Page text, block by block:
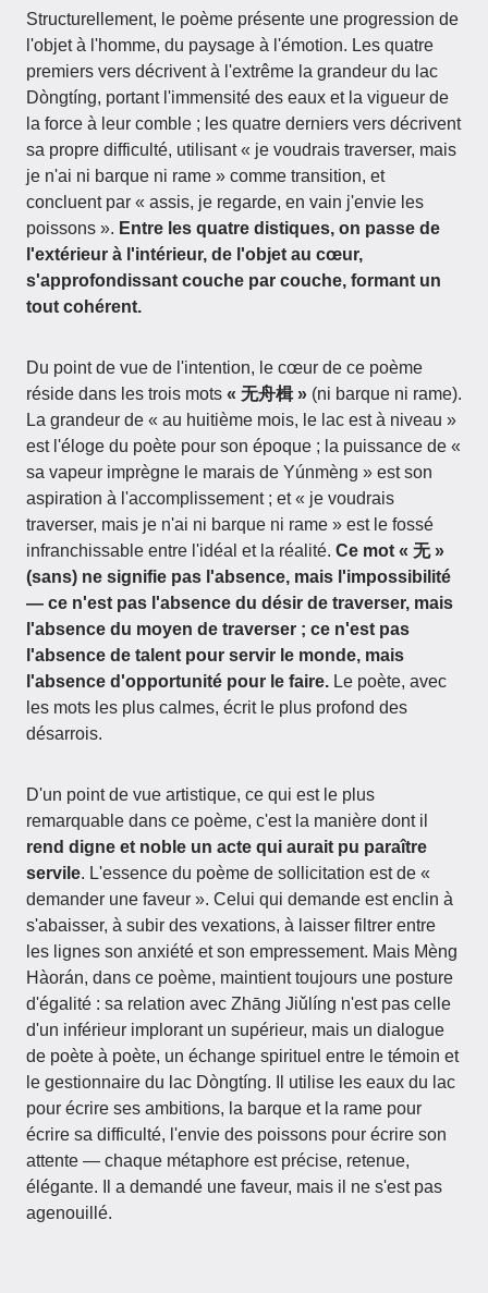
Structurellement, le poème présente une progression de
l'objet à l'homme, du paysage à l'émotion. Les quatre
premiers vers décrivent à l'extrême la grandeur du lac
Dòngtíng, portant l'immensité des eaux et la vigueur de
la force à leur comble ; les quatre derniers vers décrivent
sa propre difficulté, utilisant « je voudrais traverser, mais
je n'ai ni barque ni rame » comme transition, et
concluent par « assis, je regarde, en vain j'envie les
poissons ». Entre les quatre distiques, on passe de
l'extérieur à l'intérieur, de l'objet au cœur,
s'approfondissant couche par couche, formant un
tout cohérent.
Du point de vue de l'intention, le cœur de ce poème
réside dans les trois mots « 无舟楫 » (ni barque ni rame).
La grandeur de « au huitième mois, le lac est à niveau »
est l'éloge du poète pour son époque ; la puissance de «
sa vapeur imprègne le marais de Yúnmèng » est son
aspiration à l'accomplissement ; et « je voudrais
traverser, mais je n'ai ni barque ni rame » est le fossé
infranchissable entre l'idéal et la réalité. Ce mot « 无 »
(sans) ne signifie pas l'absence, mais l'impossibilité
— ce n'est pas l'absence du désir de traverser, mais
l'absence du moyen de traverser ; ce n'est pas
l'absence de talent pour servir le monde, mais
l'absence d'opportunité pour le faire. Le poète, avec
les mots les plus calmes, écrit le plus profond des
désarrois.
D'un point de vue artistique, ce qui est le plus
remarquable dans ce poème, c'est la manière dont il
rend digne et noble un acte qui aurait pu paraître
servile. L'essence du poème de sollicitation est de «
demander une faveur ». Celui qui demande est enclin à
s'abaisser, à subir des vexations, à laisser filtrer entre
les lignes son anxiété et son empressement. Mais Mèng
Hàorán, dans ce poème, maintient toujours une posture
d'égalité : sa relation avec Zhāng Jiǔlíng n'est pas celle
d'un inférieur implorant un supérieur, mais un dialogue
de poète à poète, un échange spirituel entre le témoin et
le gestionnaire du lac Dòngtíng. Il utilise les eaux du lac
pour écrire ses ambitions, la barque et la rame pour
écrire sa difficulté, l'envie des poissons pour écrire son
attente — chaque métaphore est précise, retenue,
élégante. Il a demandé une faveur, mais il ne s'est pas
agenouillé.